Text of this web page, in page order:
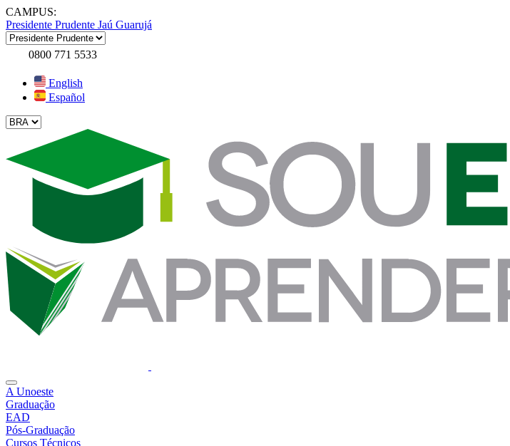
CAMPUS:
Presidente Prudente Jaú Guarujá
0800 771 5533
English
Español
A Unoeste
Graduação
EAD
Pós-Graduação
Cursos Técnicos